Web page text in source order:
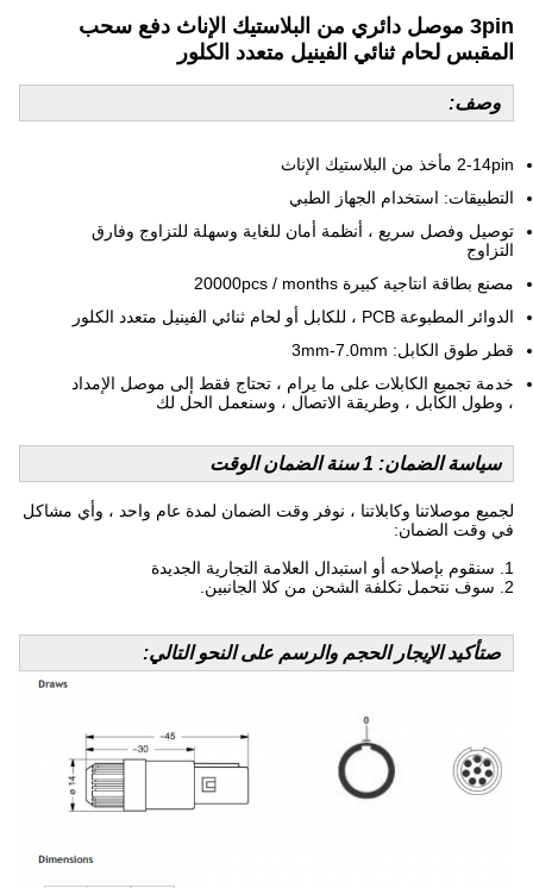
3pin موصل دائري من البلاستيك الإناث دفع سحب
المقبس لحام ثنائي الفينيل متعدد الكلور
وصف:
2-14pin مأخذ من البلاستيك الإناث
التطبيقات: استخدام الجهاز الطبي
توصيل وفصل سريع ، أنظمة أمان للغاية وسهلة للتزاوج وفارق
التزاوج
مصنع بطاقة انتاجية كبيرة 20000pcs / months
الدوائر المطبوعة PCB ، للكابل أو لحام ثنائي الفينيل متعدد الكلور
قطر طوق الكابل: 3mm-7.0mm
خدمة تجميع الكابلات على ما يرام ، تحتاج فقط إلى موصل الإمداد
، وطول الكابل ، وطريقة الاتصال ، وسنعمل الحل لك
سياسة الضمان: 1 سنة الضمان الوقت
لجميع موصلاتنا وكابلاتنا ، نوفر وقت الضمان لمدة عام واحد ، وأي مشاكل
في وقت الضمان:
1. سنقوم بإصلاحه أو استبدال العلامة التجارية الجديدة
2. سوف نتحمل تكلفة الشحن من كلا الجانبين.
صتأكيد الإيجار الحجم والرسم على النحو التالي: